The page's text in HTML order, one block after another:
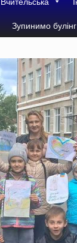
Зупинимо